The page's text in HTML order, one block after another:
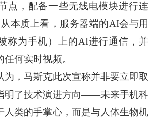
点，配备一些无线电模块进行连
本质上看，服务器端的AI会与用
称为手机）上的AI进行通信，并
何实时视频。
，马斯克此次宣称并非要立即取
明了技术演进方向——未来手机科
人类的手掌心，而是与人体生物机